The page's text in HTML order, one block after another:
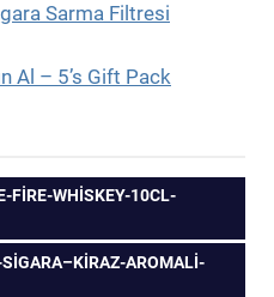
Sarma Filtresi
Al – 5’s Gift Pack
FIRE-WHISKEY-10CL-
AROMALI-